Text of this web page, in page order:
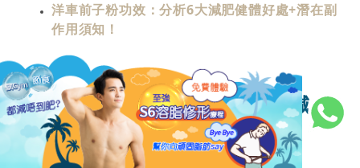
洋車前子粉功效：分析6大減肥健體好處+潛在副
作用須知！
6
原來不是人人適合用泰拳減
肥？特別是以下4類人士！